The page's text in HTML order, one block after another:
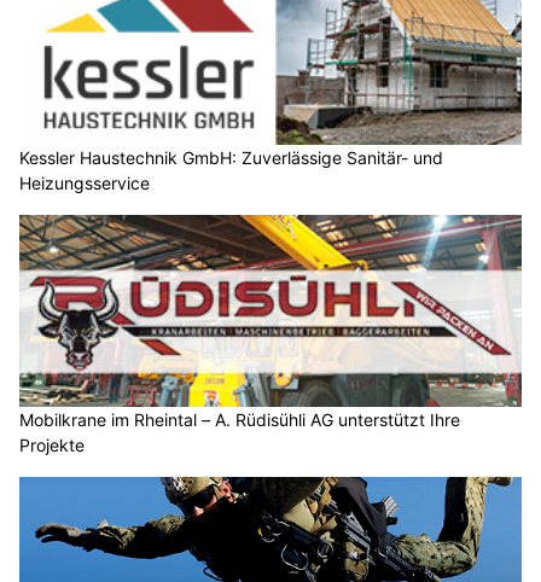
Kessler Haustechnik GmbH: Zuverlässige Sanitär- und
Heizungsservice
Mobilkrane im Rheintal – A. Rüdisühli AG unterstützt Ihre
Projekte